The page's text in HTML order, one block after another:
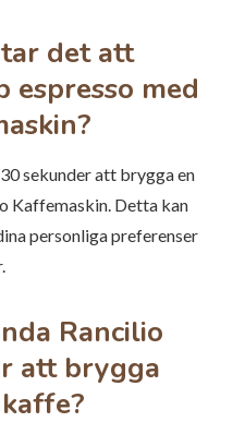
det att
espresso med
sekunder att brygga en
Kaffemaskin. Detta kan
personliga preferenser
Rancilio
att brygga